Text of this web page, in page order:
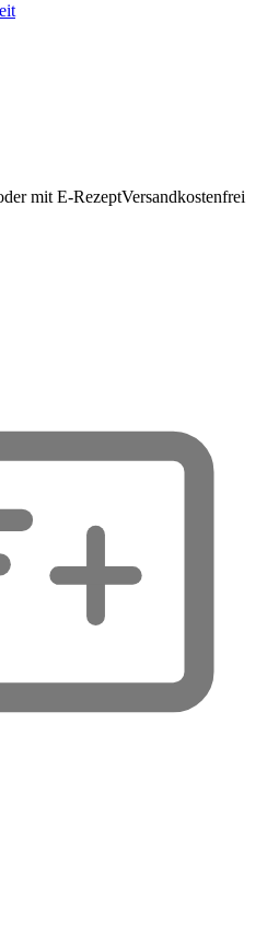
mit E-RezeptVersandkostenfrei